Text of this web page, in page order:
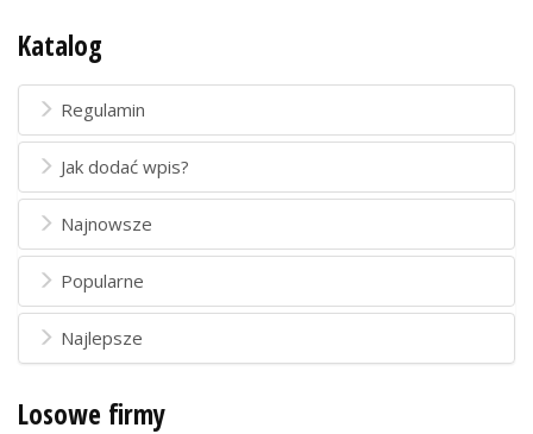
Katalog
Regulamin
Jak dodać wpis?
Najnowsze
Popularne
Najlepsze
Losowe firmy